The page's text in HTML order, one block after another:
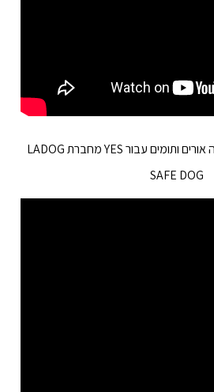
רועה גרמני מאולף בסדרה אורים ותומים עבור YES מחברת LADOG
SAFE DOG